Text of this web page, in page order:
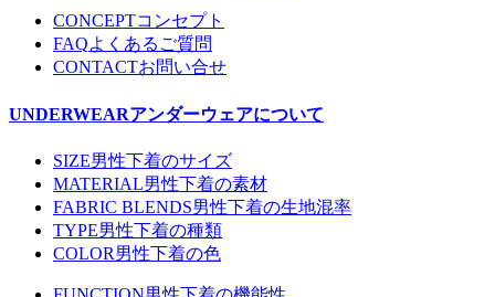
CONCEPTコンセプト
FAQよくあるご質問
CONTACTお問い合せ
UNDERWEARアンダーウェアについて
SIZE男性下着のサイズ
MATERIAL男性下着の素材
FABRIC BLENDS男性下着の生地混率
TYPE男性下着の種類
COLOR男性下着の色